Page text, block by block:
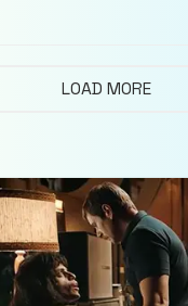
LOAD MORE